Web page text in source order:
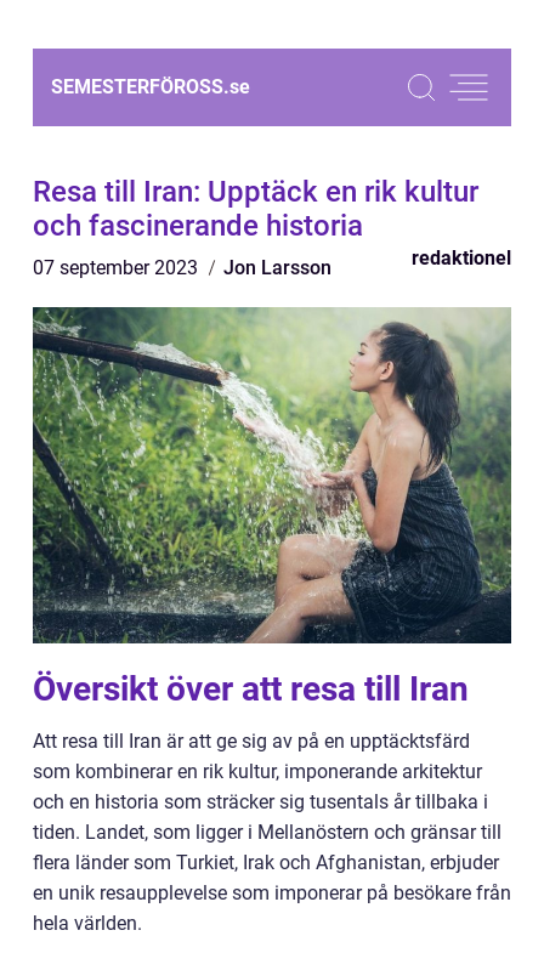
SEMESTERFÖROSS.se
Resa till Iran: Upptäck en rik kultur
och fascinerande historia
07 september 2023 Jon Larsson redaktionel
Översikt över att resa till Iran
Att resa till Iran är att ge sig av på en upptäcktsfärd
som kombinerar en rik kultur, imponerande arkitektur
och en historia som sträcker sig tusentals år tillbaka i
tiden. Landet, som ligger i Mellanöstern och gränsar till
flera länder som Turkiet, Irak och Afghanistan, erbjuder
en unik resaupplevelse som imponerar på besökare från
hela världen.